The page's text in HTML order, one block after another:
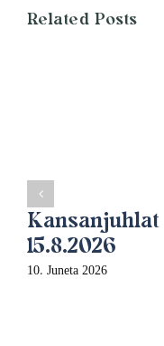
Related Posts
Kansanjuhlat
15.8.2026
10. Juneta 2026